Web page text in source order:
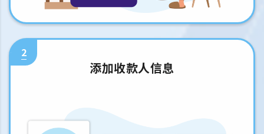
2
添加收款人信息